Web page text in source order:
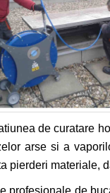
de curatare
arse si a
pierderi materiale,
profesionale de